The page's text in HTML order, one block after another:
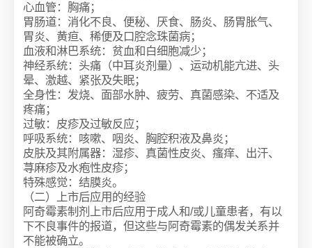
心血管：胸痛；
胃肠道：消化不良、便秘、厌食、肠炎、肠胃胀气、
胃炎、黄疸、稀便及口腔念珠菌病；
血液和淋巴系统：贫血和白细胞减少；
神经系统：头痛（中耳炎剂量）、运动机能亢进、头
晕、激越、紧张及失眠；
全身性：发烧、面部水肿、疲劳、真菌感染、不适及
疼痛；
过敏：皮疹及过敏反应；
呼吸系统：咳嗽、咽炎、胸腔积液及鼻炎；
皮肤及其附属器：湿疹、真菌性皮炎、瘙痒、出汗、
荨麻疹及水疱性皮疹；
特殊感觉：结膜炎。
（二）上市后应用的经验
阿奇霉素制剂上市后应用于成人和/或儿童患者，有以
下不良事件的报道，但这些与阿奇霉素的偶发关系并
不能被确立。